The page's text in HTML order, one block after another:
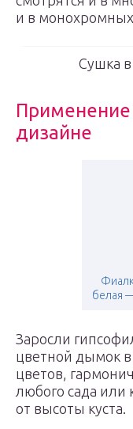
и в
Сушка
дизайне
белая
Заросли
цветной дымок в
цветов,
любого сада или
от высоты куста.